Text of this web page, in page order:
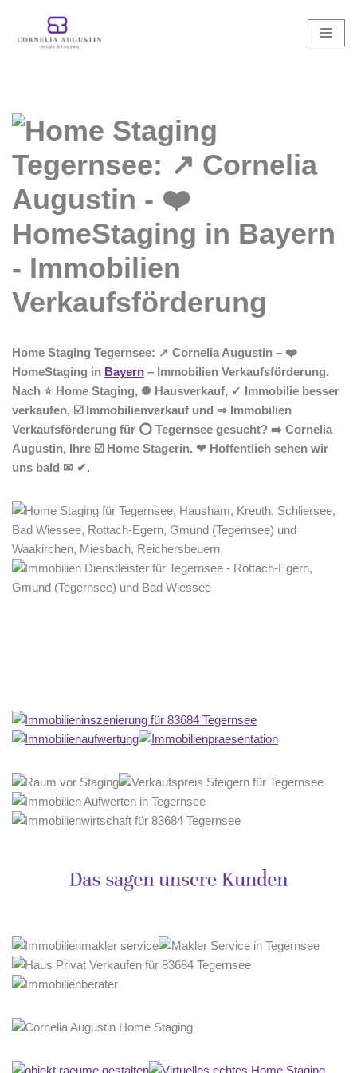
Zum
Home Staging Tegernsee: ↗️ Cornelia Augustin – ❤️
HomeStaging in Bayern – Immobilien Verkaufsförderung.
Nach ⭐ Home Staging, ✺ Hausverkauf, ✓ Immobilie besser
verkaufen, ☑️ Immobilienverkauf und ⇒ Immobilien
Verkaufsförderung für ⭕ Tegernsee gesucht? ➡️ Cornelia
Augustin, Ihre ☑️ Home Stagerin. ❤ Hoffentlich sehen wir
uns bald ✉ ✔.